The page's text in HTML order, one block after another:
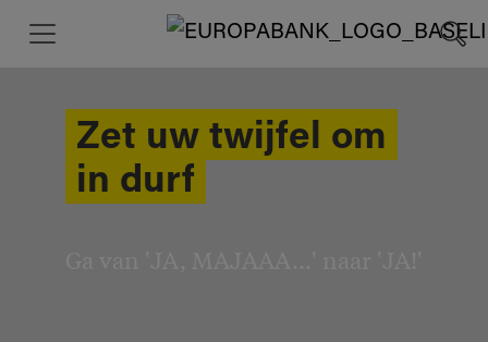
Zet uw twijfel om
in durf